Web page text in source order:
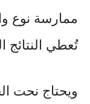
ممارسة نوع
تُعطي النتائج
ويحتاج نحت